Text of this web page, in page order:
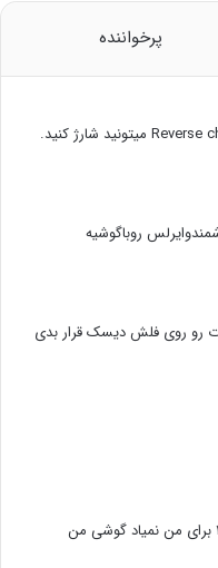
پرخواننده
سلام فقط به صورت Reverse charging میتونید شارژ کنید.
روباگوشیه
رو روی فلش دیسک قرار بدی
سلام چرا برای من میو آی ۱۲ برای من نمیاد گوشی من